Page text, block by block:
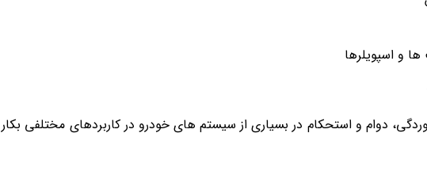
و اسپویلرها
در برابر خوردگی، دوام و استحکام در بسیاری از سیستم های خودرو در کاربردهای مختلفی